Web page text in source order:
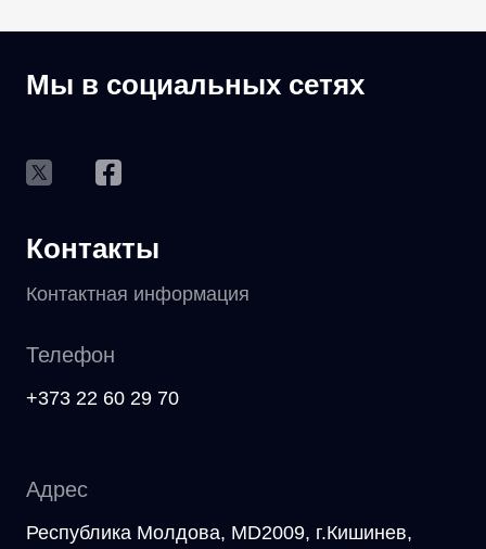
Мы в социальных сетях
Контакты
Контактная информация
Телефон
+373 22 60 29 70
Адрес
Республика Молдова, MD2009, г.Кишинев,